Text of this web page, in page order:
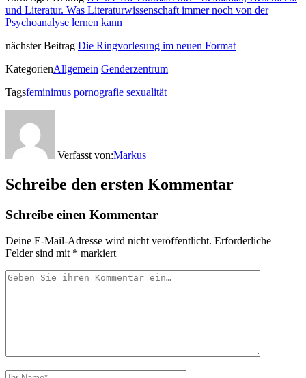
und Literatur. Was Literaturwissenschaft immer noch von der
Psychoanalyse lernen kann
nächster Beitrag Die Ringvorlesung im neuen Format
KategorienAllgemein Genderzentrum
Tagsfeminimus pornografie sexualität
Verfasst von:Markus
Schreibe den ersten Kommentar
Schreibe einen Kommentar
Deine E-Mail-Adresse wird nicht veröffentlicht. Erforderliche
Felder sind mit * markiert
Ihr